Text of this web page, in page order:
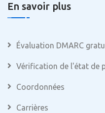
En savoir plus
Évaluation DMARC
Vérification de l'état de
Coordonnées
Carrières